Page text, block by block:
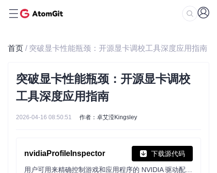
首页 / 突破显卡性能瓶颈：开源显卡调校工具深度应用指南
突破显卡性能瓶颈：开源显卡调校
工具深度应用指南
2026-04-16 08:50:51 作者：卓艾滢Kingsley
nvidiaProfileInspector 下载源代码